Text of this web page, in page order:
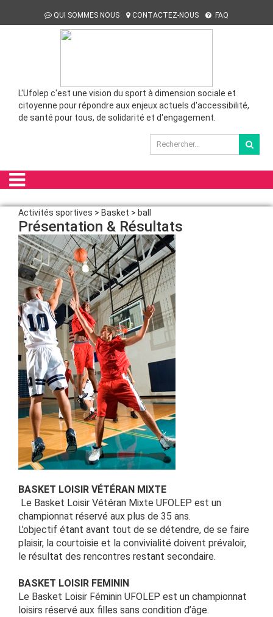
QUI SOMMES NOUS CONTACTEZ-NOUS FAQ
L'Ufolep c'est une vision du sport à dimension sociale et
citoyenne pour répondre aux enjeux actuels d'accessibilité,
de santé pour tous, de solidarité et d'engagement.
Activités sportives > Basket > ball
Présentation & Résultats
BASKET LOISIR VÉTÉRAN MIXTE
Le Basket Loisir Vétéran Mixte UFOLEP est un
championnat réservé aux plus de 35 ans.
L’objectif étant avant tout de se détendre, de se faire
plaisir, la courtoisie et la convivialité doivent prévaloir,
le résultat des rencontres restant secondaire.
BASKET LOISIR FEMININ
Le Basket Loisir Féminin UFOLEP est un championnat
loisirs réservé aux filles sans condition d’âge.